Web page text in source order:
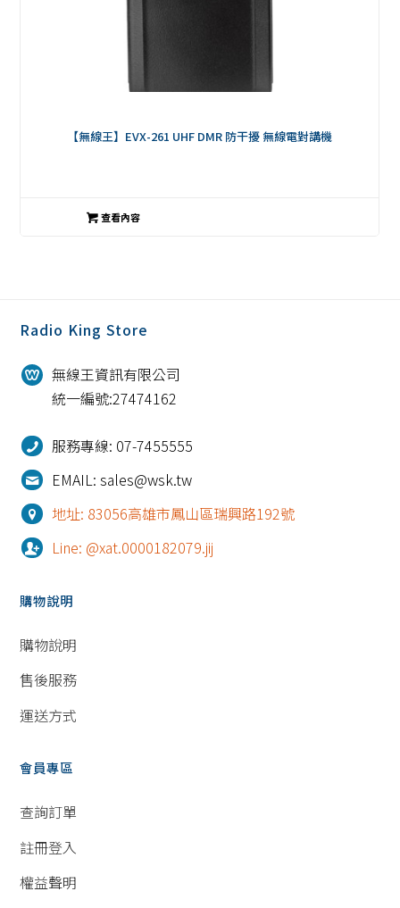
【無線王】EVX-261 UHF DMR 防干擾 無線電對講機
查看內容
Radio King Store
無線王資訊有限公司
統一編號:27474162
服務專線: 07-7455555
EMAIL: sales@wsk.tw
地址: 83056高雄市鳳山區瑞興路192號
Line: @xat.0000182079.jij
購物說明
購物說明
售後服務
運送方式
會員專區
查詢訂單
註冊登入
權益聲明